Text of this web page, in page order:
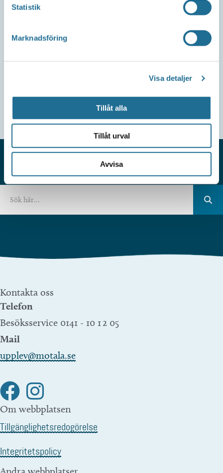
Statistik
Marknadsföring
Visa detaljer
Tillåt alla
Tillåt urval
Avvisa
HITTAR DU INTE VAD DU SÖKER?
Kontakta oss
Telefon
Besöksservice 0141 - 10 1 2 05
Mail
upplev@motala.se
Om webbplatsen
Tillgänglighetsredogörelse
Integritetspolicy